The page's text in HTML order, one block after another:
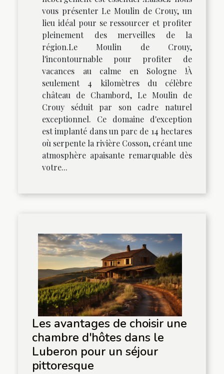
vous présenter Le Moulin de Crouy, un
lieu idéal pour se ressourcer et profiter
pleinement des merveilles de la
région.Le Moulin de Crouy,
l'incontournable pour profiter de
vacances au calme en Sologne !À
seulement 4 kilomètres du célèbre
château de Chambord, Le Moulin de
Crouy séduit par son cadre naturel
exceptionnel. Ce domaine d'exception
est implanté dans un parc de 14 hectares
où serpente la rivière Cosson, créant une
atmosphère apaisante remarquable dès
votre...
Les avantages de choisir une
chambre d'hôtes dans le
Luberon pour un séjour
pittoresque